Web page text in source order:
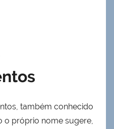
também conhecido
o próprio nome sugere,